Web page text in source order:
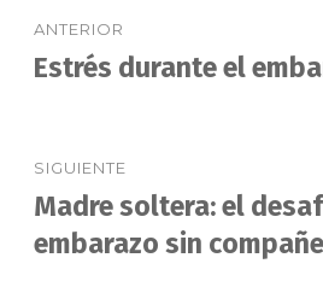
de
ANTERIOR
Entrada
Estrés durante el
SIGUIENTE
Entrada
siguiente:
Madre soltera: el
embarazo sin